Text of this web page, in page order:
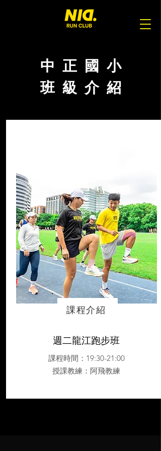
中 正 國 小
班 級 介 紹
課程介紹
週二龍江跑步班
課程時間：19:30-21:00
授課教練 ：阿飛教練